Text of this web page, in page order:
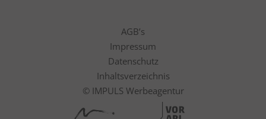
Impressum
Datenschutz
AGB’s
Inhaltsverzeichnis
© IMPULS Werbeagentur